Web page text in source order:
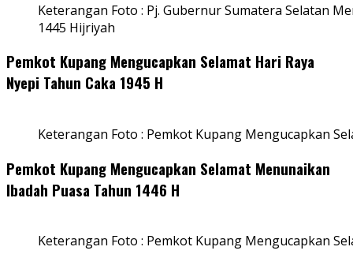
Keterangan Foto : Pj. Gubernur Sumatera Selatan
1445 Hijriyah
Pemkot Kupang Mengucapkan Selamat Hari Raya
Nyepi Tahun Caka 1945 H
Keterangan Foto : Pemkot Kupang Mengucapkan
Pemkot Kupang Mengucapkan Selamat Menunaikan
Ibadah Puasa Tahun 1446 H
Keterangan Foto : Pemkot Kupang Mengucapkan